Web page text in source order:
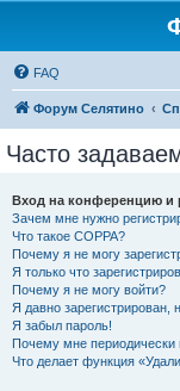
FAQ
Форум Селятино
Часто
Вход на конференцию и
Зачем мне нужно
Что такое COPPA?
Почему я не могу
Я только что
Почему я не могу войти?
Я давно зарегистрирован,
Я забыл пароль!
Почему мне периодически
Что делает функция